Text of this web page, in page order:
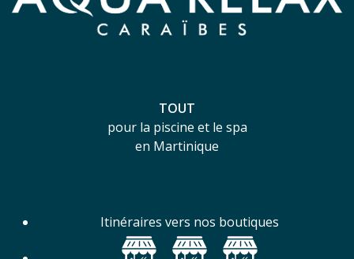
TOUT
pour la piscine et le spa
en Martinique
Itinéraires vers nos boutiques